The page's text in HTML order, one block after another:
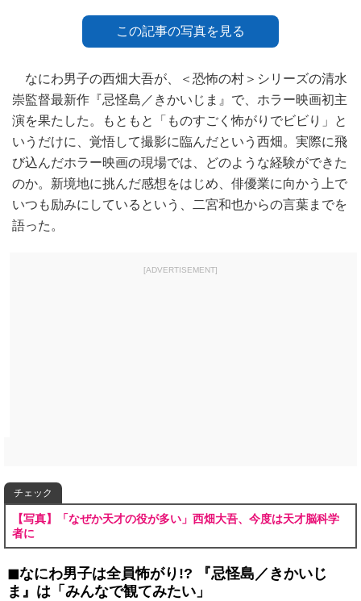
この記事の写真を見る
なにわ男子の西畑大吾が、＜恐怖の村＞シリーズの清水
崇監督最新作『忌怪島／きかいじま』で、ホラー映画初主
演を果たした。もともと「ものすごく怖がりでビビり」と
いうだけに、覚悟して撮影に臨んだという西畑。実際に飛
び込んだホラー映画の現場では、どのような経験ができた
のか。新境地に挑んだ感想をはじめ、俳優業に向かう上で
いつも励みにしているという、二宮和也からの言葉までを
語った。
[ADVERTISEMENT]
チェック
【写真】「なぜか天才の役が多い」西畑大吾、今度は天才脳科学
者に
◼︎なにわ男子は全員怖がり!? 『忌怪島／きかいじ
ま』は「みんなで観てみたい」